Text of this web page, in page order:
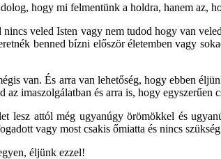
hogy mi felmentünk a holdra, hanem az,
veled Isten vagy nem tudod hogy van
benned bízni először életemben vagy
van. És arra van lehetőség, hogy ebben
imaszolgálatban és arra is, hogy
lesz attól még ugyanúgy örömökkel és
vagy most csakis őmiatta és nincs
éljünk ezzel!